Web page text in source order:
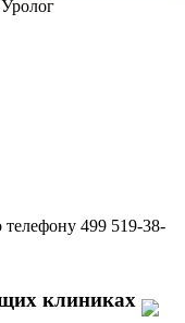
телефону 499 519-38-
клиниках